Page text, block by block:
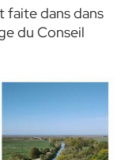
faite dans dans
du Conseil